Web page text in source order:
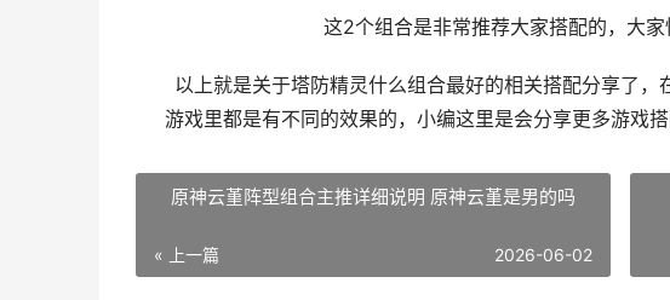
这2个组合是非常推荐大家搭配的，大家
以上就是关于塔防精灵什么组合最好的相关搭配分享了，
游戏里都是有不同的效果的，小编这里是会分享更多游戏
原神云堇阵型组合主推详细说明 原神云堇是男的吗
« 上一篇 2026-06-02